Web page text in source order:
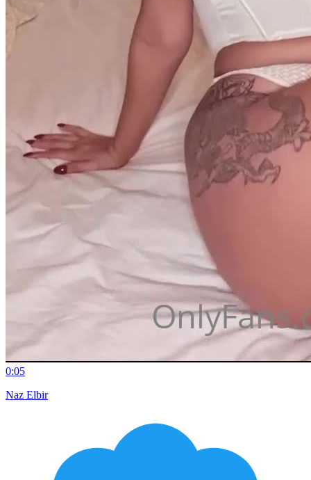
0:05
Naz Elbir